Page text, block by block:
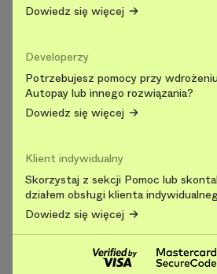
Dowiedz się więcej
Developerzy
Potrzebujesz pomocy przy
Autopay lub innego rozwiązania?
Dowiedz się więcej
Klient indywidualny
Skorzystaj z sekcji Pomoc lub
działem obsługi klienta
Dowiedz się więcej